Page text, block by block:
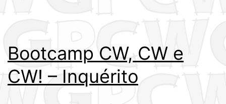
Bootcamp CW, CW e
CW! – Inquérito